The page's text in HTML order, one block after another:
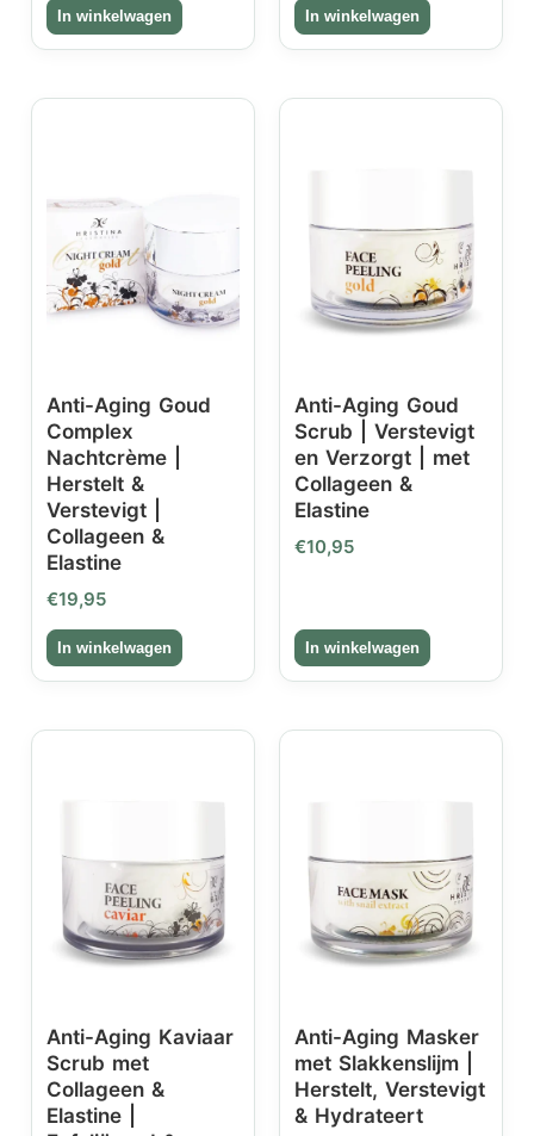
Anti-Aging Goud
Complex
Nachtcrème |
Herstelt &
Verstevigt |
Collageen &
Elastine
€19,95
Anti-Aging Goud
Scrub | Verstevigt
en Verzorgt | met
Collageen &
Elastine
€10,95
Anti-Aging Kaviaar
Scrub met
Collageen &
Elastine |
Anti-Aging Masker
met Slakkenslijm |
Herstelt, Verstevigt
& Hydrateert